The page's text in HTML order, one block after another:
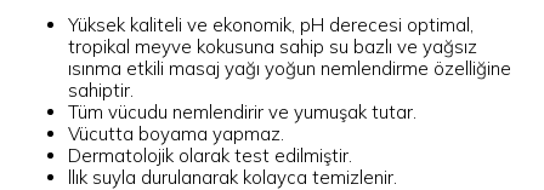
Yüksek kaliteli ve ekonomik, pH derecesi optimal,
tropikal meyve kokusuna sahip su bazlı ve yağsız
ısınma etkili masaj yağı yoğun nemlendirme özelliğine
sahiptir.
Tüm vücudu nemlendirir ve yumuşak tutar.
Vücutta boyama yapmaz.
Dermatolojik olarak test edilmiştir.
llık suyla durulanarak kolayca temizlenir.